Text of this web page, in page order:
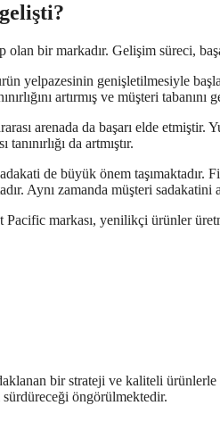
bir markadır. Gelişim süreci,
yelpazesinin genişletilmesiyle
artırmış ve müşteri tabanını
arenada da başarı elde etmiştir.
da artmıştır.
de büyük önem taşımaktadır.
Aynı zamanda müşteri sadakatini
markası, yenilikçi ürünler
bir strateji ve kaliteli
öngörülmektedir.